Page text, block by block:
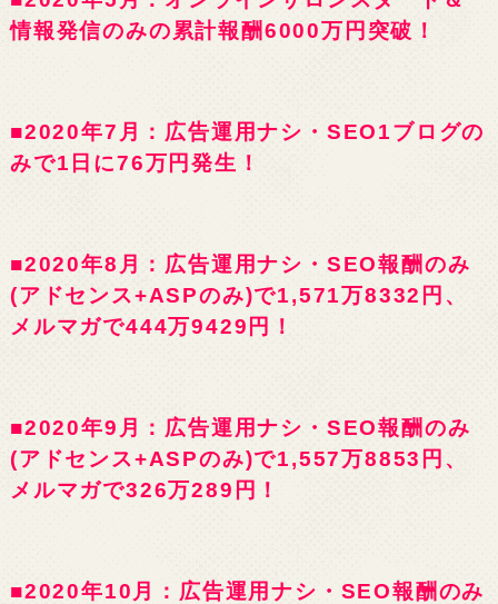
情報発信のみの累計報酬6000万円突破！
■2020年7月：広告運用ナシ・SEO1ブログの
みで1日に76万円発生！
■2020年8月：広告運用ナシ・SEO報酬のみ
(アドセンス+ASPのみ)で1,571万8332円、
メルマガで444万9429円！
■2020年9月：広告運用ナシ・SEO報酬のみ
(アドセンス+ASPのみ)で1,557万8853円、
メルマガで326万289円！
■2020年10月：広告運用ナシ・SEO報酬のみ